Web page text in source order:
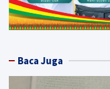
Baca Juga